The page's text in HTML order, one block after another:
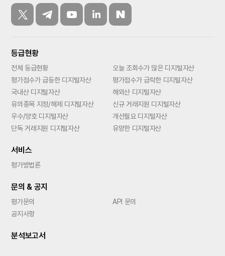
등급현황
전체 등급현황
오늘 조회수가 많은 디지털자산
평가점수가 급등한 디지털자산
평가점수가 급락한 디지털자산
국내산 디지털자산
해외산 디지털자산
유의종목 지정/해제 디지털자산
신규 거래지원 디지털자산
우수/양호 디지털자산
개선필요 디지털자산
단독 거래지원 디지털자산
유망한 디지털자산
서비스
평가방법론
문의 & 공지
평가문의
API 문의
공지사항
분석보고서